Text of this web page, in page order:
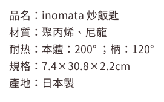
品名：inomata 炒飯匙
材質：聚丙烯、尼龍
耐热：本體：200° ；柄：120°
規格：7.4×30.8×2.2cm
產地：日本製